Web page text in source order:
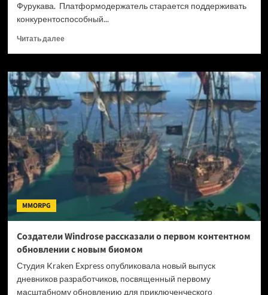
Фурукава. Платформодержатель старается поддерживать
конкурентоспособный...
Читать далееПрочитать
Nintendo
приняла
на
работу
новых
сотрудников
повысила
разработчикам
MMORPG
Создатели Windrose рассказали о первом контентном
обновлении с новым биомом
Студия Kraken Express опубликовала новый выпуск
дневников разработчиков, посвященный первому
масштабному обновлению для приключенческого